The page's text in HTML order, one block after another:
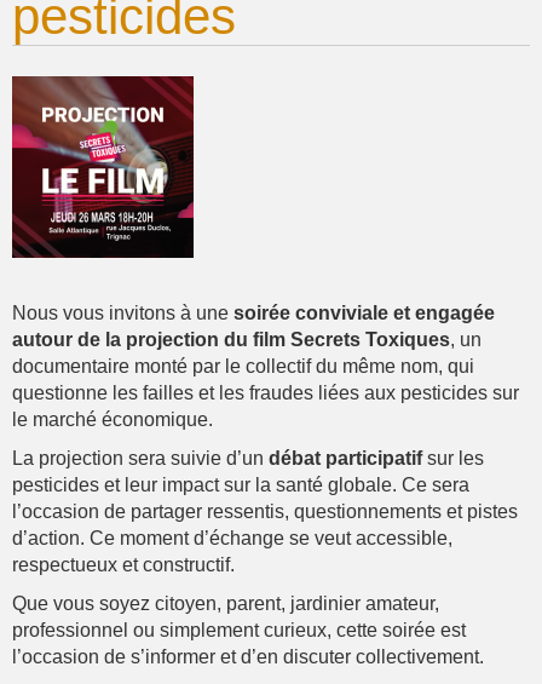
pesticides
Nous vous invitons à une soirée conviviale et engagée
autour de la projection du film Secrets Toxiques, un
documentaire monté par le collectif du même nom, qui
questionne les failles et les fraudes liées aux pesticides sur
le marché économique.
La projection sera suivie d’un débat participatifsur les
pesticides et leur impact sur la santé globale. Ce sera
l’occasion de partager ressentis, questionnements et pistes
d’action. Ce moment d’échange se veut accessible,
respectueux et constructif.
Que vous soyez citoyen, parent, jardinier amateur,
professionnel ou simplement curieux, cette soirée est
l’occasion de s’informer et d’en discuter collectivement.